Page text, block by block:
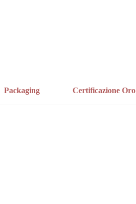
Packaging Certificazione Oro